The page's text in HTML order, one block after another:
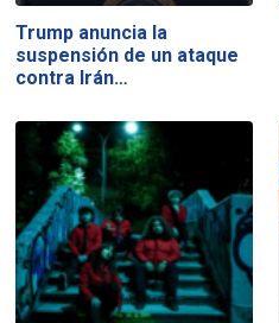
Trump anuncia la
suspensión de un ataque
contra Irán…